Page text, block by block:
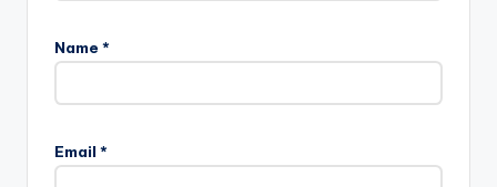
Name *
Email *